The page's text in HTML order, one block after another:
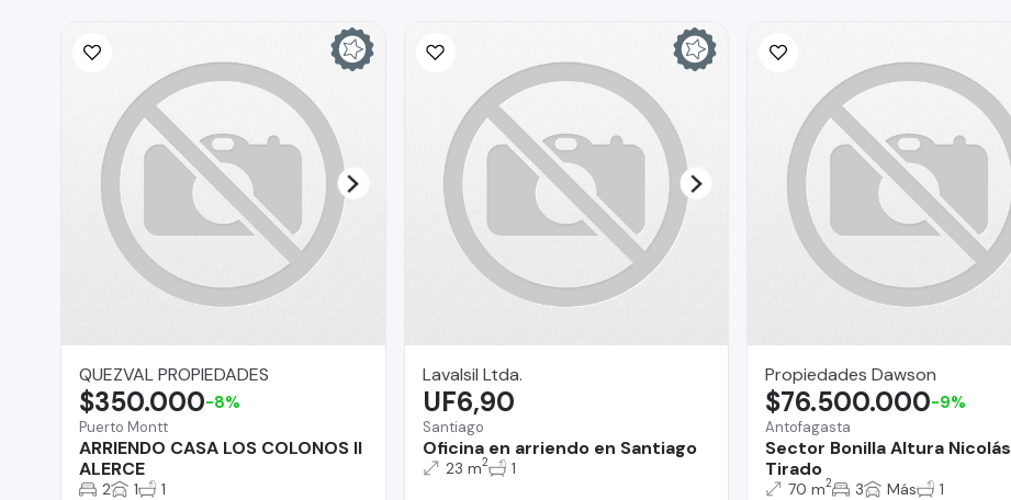
QUEZVAL PROPIEDADES
Puerto Montt
ARRIENDO CASA LOS COLONOS II
ALERCE
$350.000-8%
2 1 1
Lavalsil Ltda.
Santiago
Oficina en arriendo en Santiago
UF6,90
23 m2 1
Propiedades Dawson
Antofagasta
Sector Bonilla Altura Nicolás
Tirado
$76.500.000-9%
70 m2 3 Más 1